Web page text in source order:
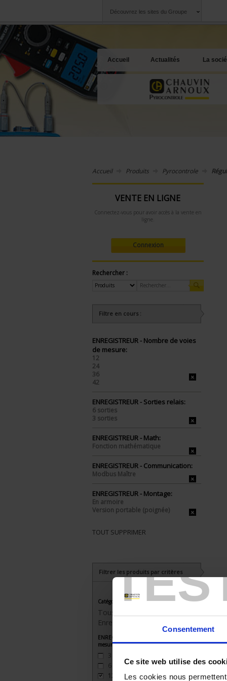
Consentement
Ce site web utilise des
Les cookies nous
Découvrez les sites du Groupe
Accueil Actualités La
Accueil Produits Pyrocontrole
VENTE EN LIGNE
Connectez-vous pour avoir accès à la vente en
ligne.
Connexion
Rechercher :
Filtre en cours :
ENREGISTREUR - Nombre de voies
de mesure:
12
24
36
42
ENREGISTREUR - Sorties relais:
6 sorties
3 sorties
ENREGISTREUR - Math:
Fonction mathématique
ENREGISTREUR - Communication:
Modbus Maître
ENREGISTREUR - Montage:
En armoire
Version portable (poignée)
TOUT SUPPRIMER
Filtrer les produits par critères
Catégorie
Tous les produits
Enregistreurs sans papier
ENREGISTREUR - Nombre de voies de
mesure
3
6
12